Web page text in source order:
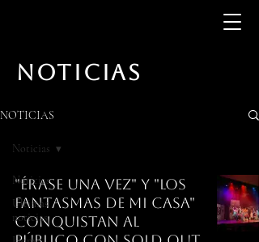
NOTICIAS
NOTICIAS
Noticias
Últimas
noticias
Noticias
"Érase una vez" y "Los
Fantasmas de mi Casa"
conquistan al